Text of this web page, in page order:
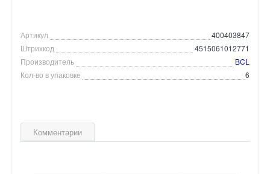
Артикул
400403847
Штрихкод
4515061012771
Производитель
BCL
Кол-во в упаковке
6
Комментарии